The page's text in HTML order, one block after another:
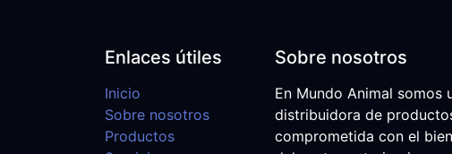
Enlaces útiles
Inicio
Sobre nosotros
Productos
Sobre nosotros
En Mundo Animal somos
distribuidora de
comprometida con el